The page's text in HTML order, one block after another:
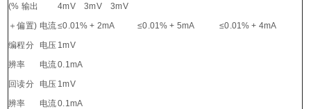
(% 输出
＋偏置)
4mV
3mV
3mV
电流≤0.01% + 2mA ≤0.01% + 5mA
≤0.01% + 4mA
编程分
辨率
电压 1mV
电流0.1mA
回读分
辨率
电压 1mV
电流0.1mA